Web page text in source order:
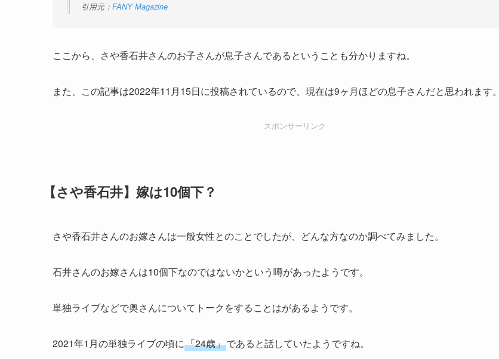
引用元： FANY Magazine
ここから、さや香石井さんのお子さんが息子さんであるということも分かりますね。
また、この記事は2022年11月15日に投稿されているので、現在は9ヶ月ほどの息子さんだと思われます。
スポンサーリンク
【さや香石井】嫁は10個下？
さや香石井さんのお嫁さんは一般女性とのことでしたが、どんな方なのか調べてみました。
石井さんのお嫁さんは10個下なのではないかという噂があったようです。
単独ライブなどで奥さんについてトークをすることはがあるようです。
2021年1月の単独ライブの頃に「24歳」であると話していたようですね。